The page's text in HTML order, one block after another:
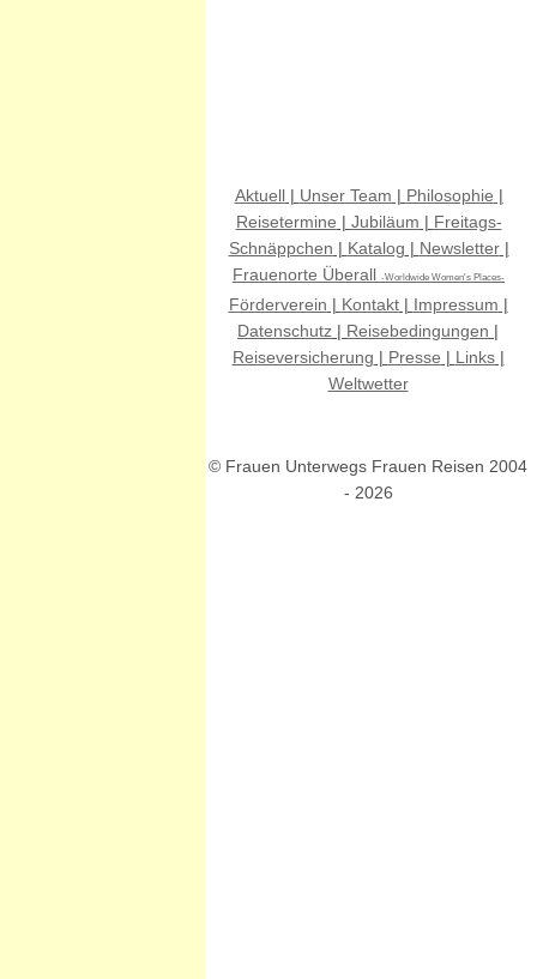
Aktuell| Unser Team | Philosophie |
Reisetermine | Jubiläum | Freitags-
Schnäppchen | Katalog | Newsletter|
Frauenorte Überall -Worldwide Women's Places-
Förderverein | Kontakt| Impressum |
Datenschutz | Reisebedingungen |
Reiseversicherung | Presse | Links|
Weltwetter
© Frauen Unterwegs Frauen Reisen 2004
- 2026